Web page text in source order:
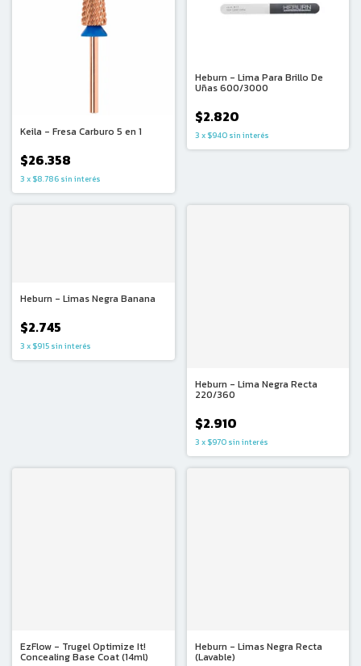
Keila - Fresa Carburo 5 en 1
$26.358
3 x $8.786 sin interés
Heburn - Lima Para Brillo De
Uñas 600/3000
$2.820
3 x $940 sin interés
Heburn - Limas Negra Banana
$2.745
3 x $915 sin interés
Heburn - Lima Negra Recta
220/360
$2.910
3 x $970 sin interés
EzFlow - Trugel Optimize It!
Concealing Base Coat (14ml)
Heburn - Limas Negra Recta
(Lavable)